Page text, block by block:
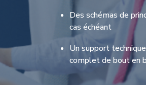
Des schémas de
cas échéant
Un support technique
complet de bout en